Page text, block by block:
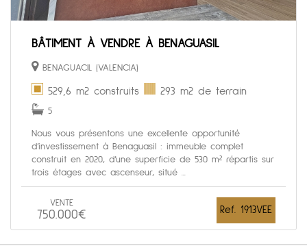
BÂTIMENT À VENDRE À BENAGUASIL
BENAGUACIL (VALENCIA)
529,6 m2 construits 293 m2 de terrain
5
Nous vous présentons une excellente opportunité
d’investissement à Benaguasil : immeuble complet
construit en 2020, d’une superficie de 530 m² répartis sur
trois étages avec ascenseur, situé ...
VENTE
750.000€ Ref. 1913VEE